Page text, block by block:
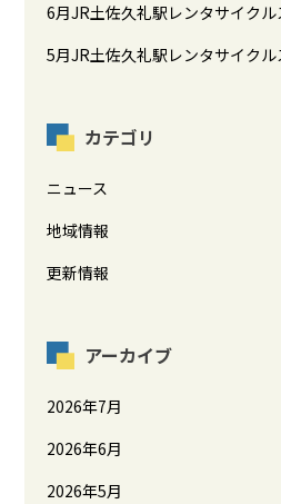
6月JR土佐久礼駅レンタサイク
5月JR土佐久礼駅レンタサイク
カテゴリ
ニュース
地域情報
更新情報
アーカイブ
2026年7月
2026年6月
2026年5月